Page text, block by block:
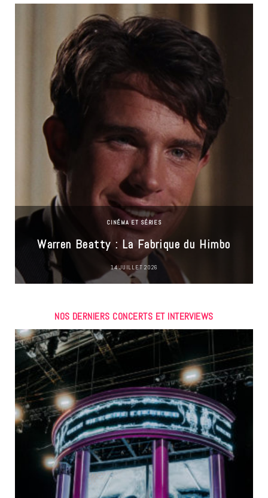
CINÉMA ET SÉRIES
Warren Beatty : La Fabrique du Himbo
14 JUILLET 2026
NOS DERNIERS CONCERTS ET INTERVIEWS